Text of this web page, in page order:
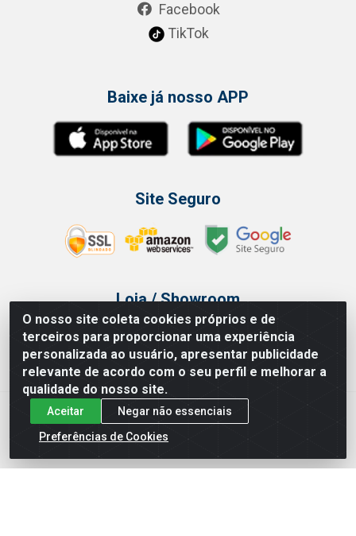
O nosso site coleta cookies próprios e de
terceiros para proporcionar uma experiência
personalizada ao usuário, apresentar publicidade
relevante de acordo com o seu perfil e melhorar a
qualidade do nosso site.
Aceitar
Negar não essenciais
Preferências de Cookies
Facebook
TikTok
Baixe já nosso APP
Site Seguro
Loja / Showroom
Tel.: (11) 3314 6400
Av Vautier, 468 - Pari - São Paulo/SP
Issam Importação e Exportação LTDA - Av. Vautier, 468 - Pari, São
Paulo/ SP - CEP 03032-000 - CNPJ 00.327.385/0003-68